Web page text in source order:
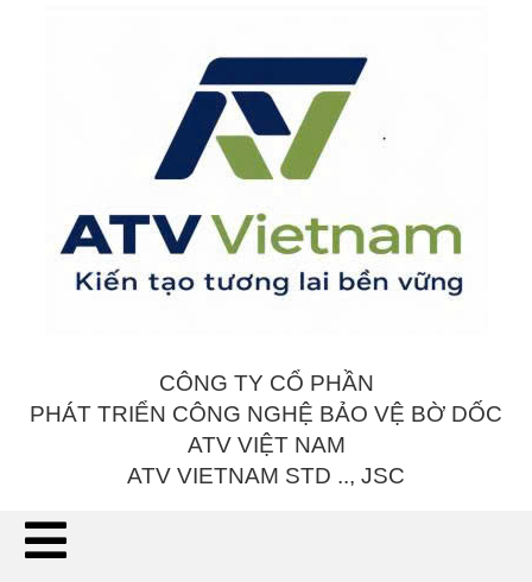
CÔNG TY CỔ PHẦN
PHÁT TRIỂN CÔNG NGHỆ BẢO VỆ BỜ DỐC
ATV VIỆT NAM
ATV VIETNAM STD .., JSC